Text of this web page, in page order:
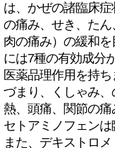
は、かぜの諸臨床
の痛み、せき、た
肉の痛み）の緩和
には7種の有効成分
医薬品理作用を持
づまり、くしゃみ
熱、頭痛、関節の
セトアミノフェンは
また、デキストロ